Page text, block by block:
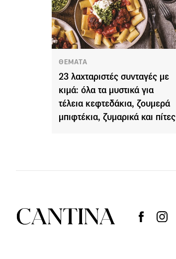
ΘΕΜΑΤΑ
23 λαχταριστές συνταγές με
κιμά: όλα τα μυστικά για
τέλεια κεφτεδάκια, ζουμερά
μπιφτέκια, ζυμαρικά και πίτες